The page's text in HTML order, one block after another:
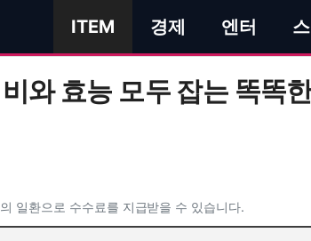
ITEM 경제 엔터
와 효능 모두 잡는 똑똑
일환으로 수수료를 지급받을 수 있습니다.